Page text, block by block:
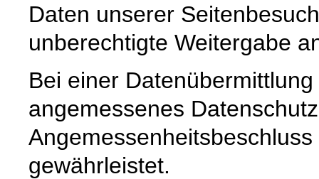
Daten unserer
unberechtigte Weitergabe
Bei einer
angemessenes
gewährleistet.